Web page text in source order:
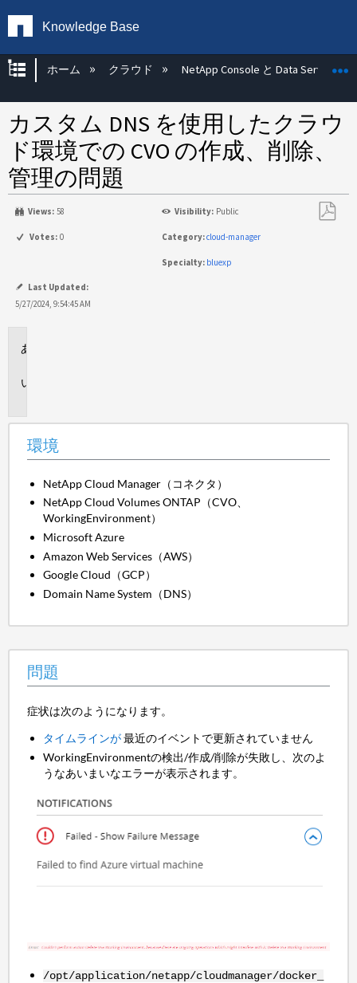
Knowledge Base
グローバル階層を展開/折りたたむ
ホーム クラウド NetApp Console と Data Services
カスタム DNS を使用したクラウ
ド環境での CVO の作成、削除、
管理の問題
Views: 58 Visibility: Public
Votes: 0 Category:cloud-manager
Specialty: bluexp
Last Updated:
5/27/2024, 9:54:45 AM
環境
NetApp Cloud Manager（コネクタ）
NetApp Cloud Volumes ONTAP（CVO、
WorkingEnvironment）
Microsoft Azure
Amazon Web Services（AWS）
Google Cloud（GCP）
Domain Name System（DNS）
問題
症状は次のようになります。
タイムラインが最近のイベントで更新されていません
WorkingEnvironmentの検出/作成/削除が失敗し、次のよ
うなあいまいなエラーが表示されます。
/opt/application/netapp/cloudmanager/docker_